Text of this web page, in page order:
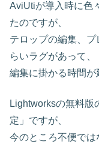
AviUtiが導入時に色
たのですが、
テロップの編集、プ
らいラグがあって、
編集に掛かる時間が
Lightworksの無料版
定」ですが、
今のところ不便では